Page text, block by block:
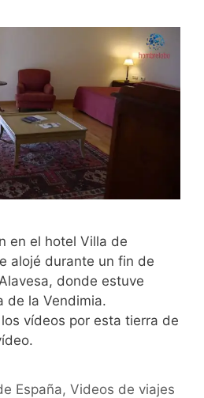
en el hotel Villa de
alojé durante un fin de
donde estuve
de la Vendimia.
vídeos por esta tierra de
España,Videos de viajes